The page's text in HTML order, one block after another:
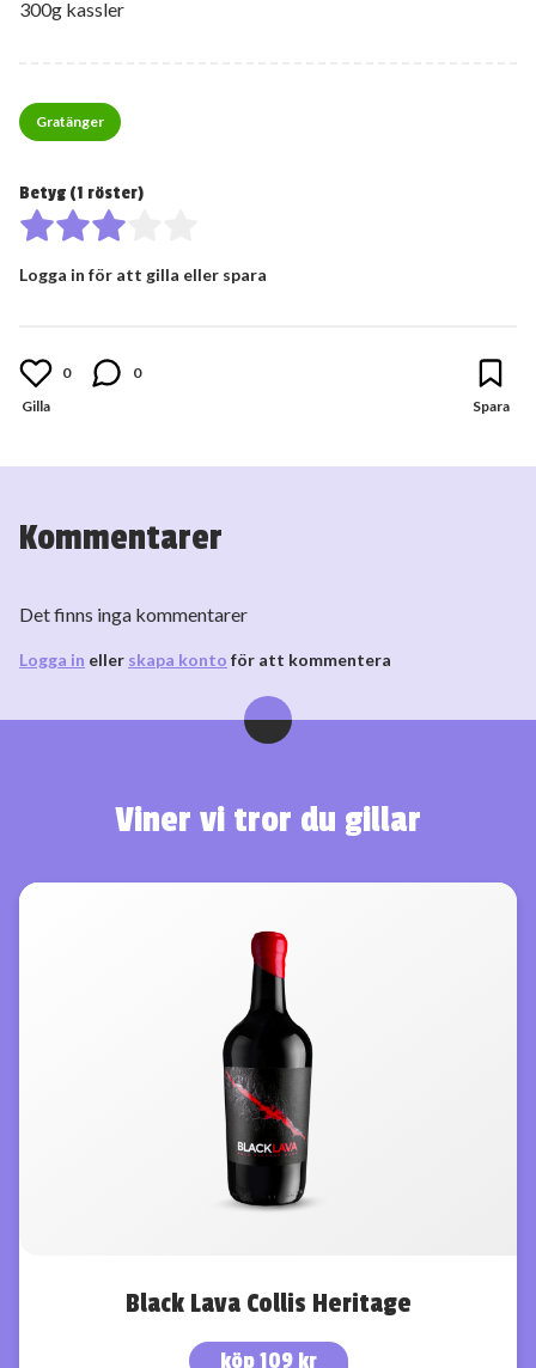
300g kassler
Gratänger
Betyg (1 röster)
Logga in för att gilla eller spara
0 0
Kommentarer
Det finns inga kommentarer
Logga in eller skapa konto för att kommentera
Viner vi tror du gillar
Black Lava Collis Heritage
köp 109 kr